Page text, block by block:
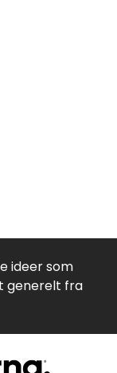
ideer som
generelt fra